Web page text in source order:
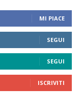
MI PIACE
SEGUI
SEGUI
ISCRIVITI